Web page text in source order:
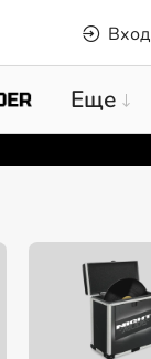
Вход
Еще